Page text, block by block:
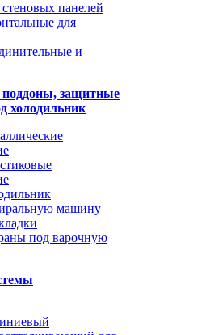
панелей
для
и
поддоны, защитные
холодильник
машину
под варочную